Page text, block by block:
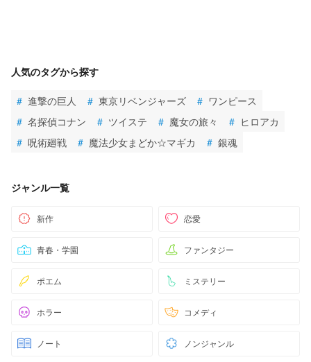
人気のタグから探す
# 進撃の巨人 # 東京リベンジャーズ # ワンピース
# 名探偵コナン # ツイステ # 魔女の旅々 # ヒロアカ
# 呪術廻戦 # 魔法少女まどか☆マギカ # 銀魂
ジャンル一覧
新作 恋愛
青春・学園 ファンタジー
ポエム ミステリー
ホラー コメディ
ノート ノンジャンル